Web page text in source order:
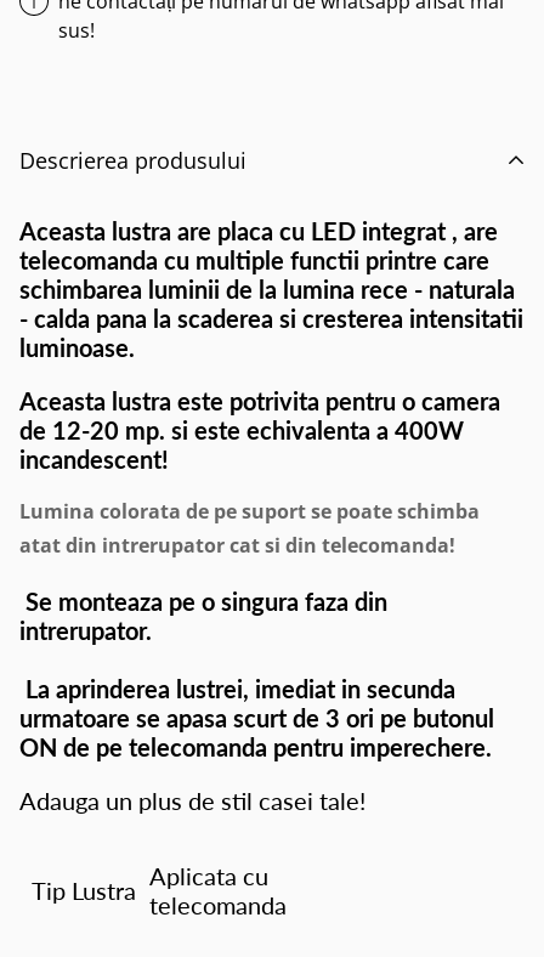
sus!
Descrierea produsului
Aceasta lustra are placa cu LED integrat , are
telecomanda cu multiple functii printre care
schimbarea luminii de la lumina rece - naturala
- calda pana la scaderea si cresterea intensitatii
luminoase.
Aceasta lustra este potrivita pentru o camera
de 12-20 mp. si este echivalenta a 400W
incandescent!
Lumina colorata de pe suport se poate schimba
atat din intrerupator cat si din telecomanda!
Se monteaza pe o singura faza din
intrerupator.
La aprinderea lustrei, imediat in secunda
urmatoare se apasa scurt de 3 ori pe butonul
ON de pe telecomanda pentru imperechere.
Adauga un plus de stil casei tale!
Tip Lustra Aplicata cu
telecomanda